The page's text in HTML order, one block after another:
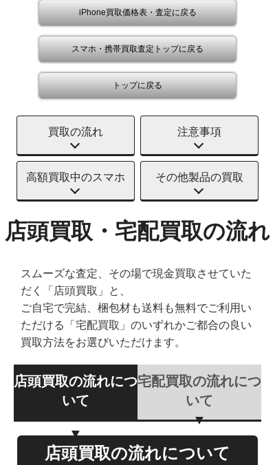
iPhone買取価格表・査定に戻る
スマホ・携帯買取査定トップに戻る
トップに戻る
買取の流れ 注意事項
高額買取中のスマホ その他製品の買取
店頭買取・宅配買取の流れ
スムーズな査定、その場で現金買取させていた
だく「店頭買取」と、
ご自宅で完結、梱包材も送料も無料でご利用い
ただける「宅配買取」のいずれかご都合の良い
買取方法をお選びいただけます。
店頭買取の流れにつ
いて
宅配買取の流れにつ
いて
店頭買取の流れについて